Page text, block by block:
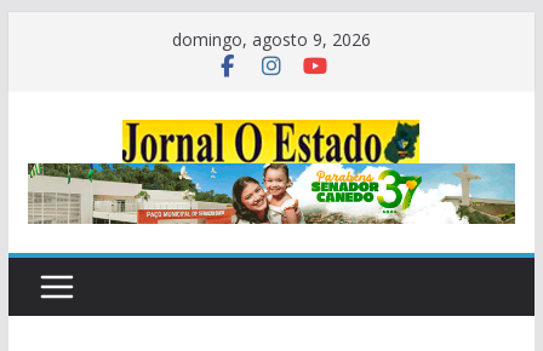
domingo, agosto 9, 2026